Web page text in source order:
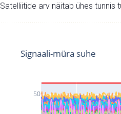
Satelliitide arv näitab ühes tunnis
50
Signaali-müra suhe